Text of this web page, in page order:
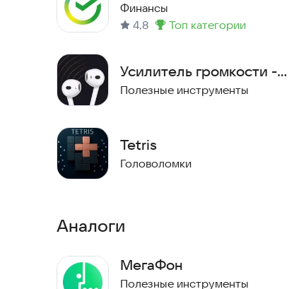
Финансы
4,8
Метка :
топ категории
Усилитель громкости -
MaxBoost
Полезные инструменты
Tetris
Головоломки
Аналоги
МегаФон
Полезные инструменты